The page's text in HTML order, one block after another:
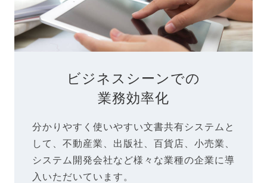
ビジネスシーンでの
業務効率化
分かりやすく使いやすい文書共有システムと
して、不動産業、出版社、百貨店、小売業、
システム開発会社など様々な業種の企業に導
入いただいています。